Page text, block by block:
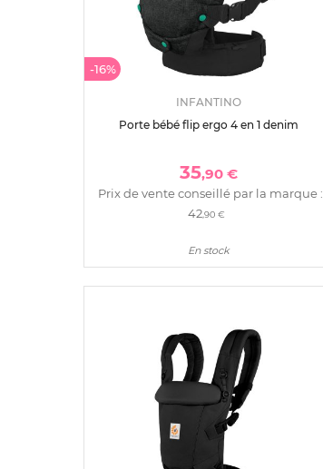
-16%
INFANTINO
Porte bébé flip ergo 4 en 1 denim
35,90 €
Prix de vente conseillé par la marque :
42,90 €
En stock